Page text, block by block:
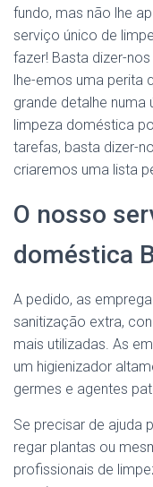
fundo, mas não lhe
serviço único de
fazer! Basta dizer-
lhe-emos uma perita
grande detalhe numa
limpeza doméstica
tarefas, basta dizer-
criaremos uma lista
O nosso
doméstica
A pedido, as
sanitização extra,
mais utilizadas. As
um higienizador
germes e agentes
Se precisar de ajuda
regar plantas ou
profissionais de